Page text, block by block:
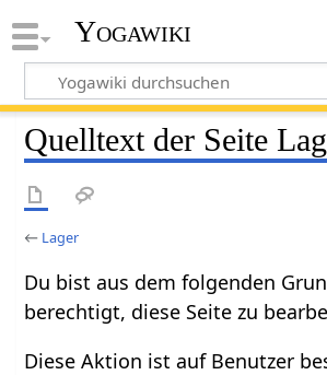
Yogawiki
Quelltext der Seite
← Lager
Du bist aus dem folgenden
berechtigt, diese Seite zu
Diese Aktion ist auf Benutzer